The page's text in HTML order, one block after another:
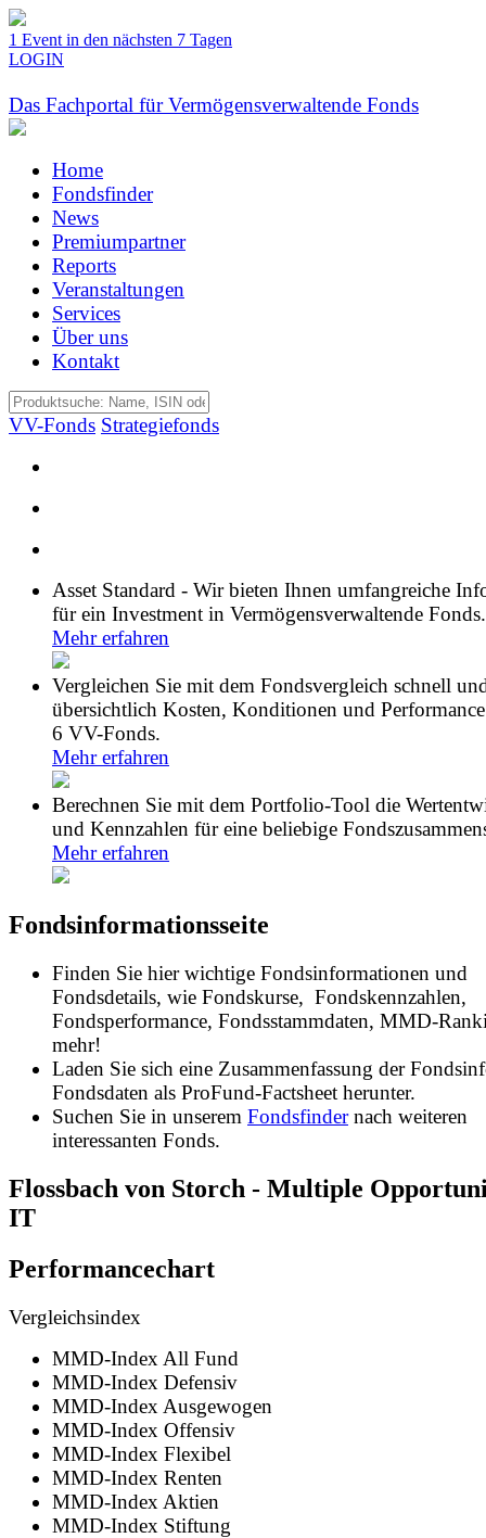
1 Event in den nächsten 7 Tagen
LOGIN
Das Fachportal für Vermögensverwaltende Fonds
Home
Fondsfinder
News
Premiumpartner
Reports
Veranstaltungen
Services
Über uns
Kontakt
VV-Fonds Strategiefonds
Asset Standard - Wir bieten Ihnen umfangreiche
für ein Investment in Vermögensverwaltende Fonds.
Mehr erfahren
Vergleichen Sie mit dem Fondsvergleich schnell
übersichtlich Kosten, Konditionen und
6 VV-Fonds.
Mehr erfahren
Berechnen Sie mit dem Portfolio-Tool die
und Kennzahlen für eine beliebige
Mehr erfahren
Fondsinformationsseite
Finden Sie hier wichtige Fondsinformationen und
Fondsdetails, wie Fondskurse, Fondskennzahlen,
Fondsperformance, Fondsstammdaten, MMD-
mehr!
Laden Sie sich eine Zusammenfassung der
Fondsdaten als ProFund-Factsheet herunter.
Suchen Sie in unserem Fondsfindernach weiteren
interessanten Fonds.
Flossbach von Storch - Multiple
IT
Performancechart
Vergleichsindex
MMD-Index All Fund
MMD-Index Defensiv
MMD-Index Ausgewogen
MMD-Index Offensiv
MMD-Index Flexibel
MMD-Index Renten
MMD-Index Aktien
MMD-Index Stiftung